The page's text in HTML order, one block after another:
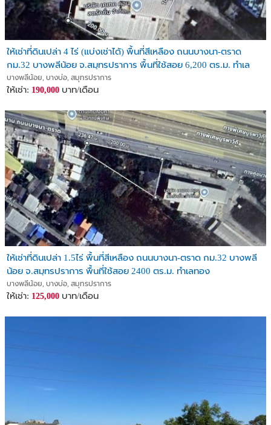
ให้เช่าที่ดินเปล่า 4 ไร่ (แบ่งเช่าได้) พื้นที่สีเหลือง ถนนบางนา-ตราด
กม.32 บางพลีน้อย จ.สมุทรปราการ พื้นที่ใช้สอย 6,200 ตร.ม. ทำเล
ทองติดถนนใหญ่
บางพลีน้อย, บางบ่อ, สมุทรปราการ
ให้เช่า: 190,000 บาท/เดือน
ให้เช่าที่ดินเปล่า 1.5ไร่ พื้นที่สีเหลือง ถนนบางนา-ตราด กม.32 บางพลี
น้อย จ.สมุทรปราการ พื้นที่ใช้สอย 2400 ตร.ม. ทำเลทอง
บางพลีน้อย, บางบ่อ, สมุทรปราการ
ให้เช่า: 125,000 บาท/เดือน